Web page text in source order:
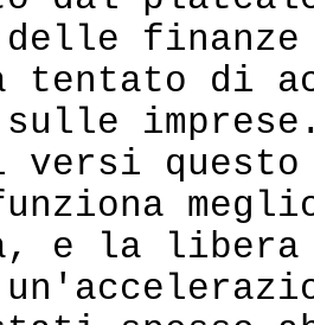
finanze
tentato di
sulle
questo
e la libera